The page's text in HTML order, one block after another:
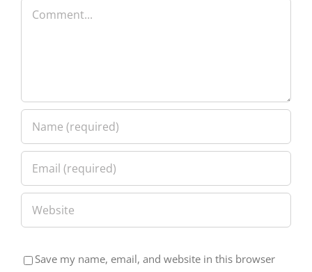
Comment
Save my name, email, and website in this browser